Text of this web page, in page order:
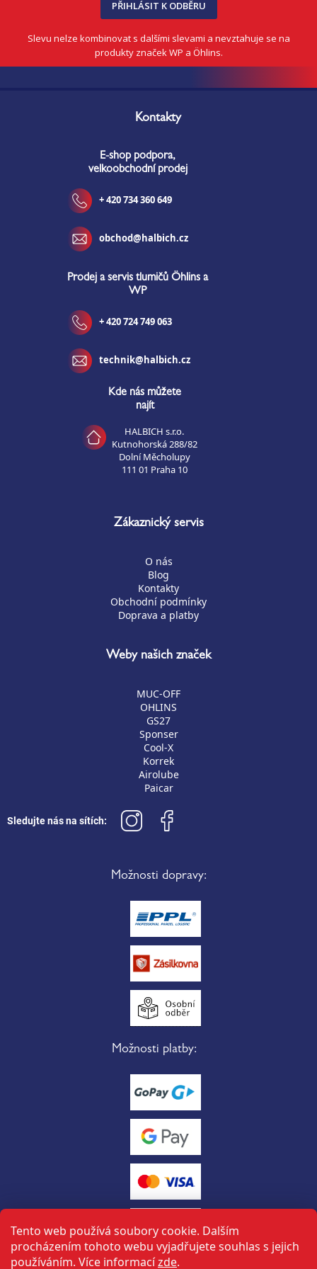
Tento web používá soubory cookie. Dalším
procházením tohoto webu vyjadřujete souhlas s jejich
používáním. Více informacízde.
PŘIHLÁSIT K ODBĚRU
Slevu nelze kombinovat s dalšími slevami a nevztahuje se na
produkty značek WP a Öhlins.
Kontakty
E-shop podpora,
velkoobchodní prodej
+ 420 734 360 649
obchod@halbich.cz
Prodej a servis tlumičů Öhlins a
WP
+ 420 724 749 063
technik@halbich.cz
Kde nás můžete
najít
HALBICH s.r.o.
Kutnohorská 288/82
Dolní Měcholupy
111 01 Praha 10
Zákaznický servis
O nás
Blog
Kontakty
Obchodní podmínky
Doprava a platby
Weby našich značek
MUC-OFF
OHLINS
GS27
Sponser
Cool-X
Korrek
Airolube
Paicar
Sledujte nás na sítích:
Možnosti dopravy:
Možnosti platby: